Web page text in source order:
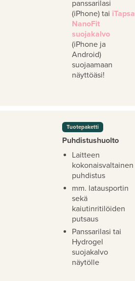
panssarilasi
(iPhone) tai iTapsa
NanoFit
suojakalvo
(iPhone ja
Android)
suojaamaan
näyttöäsi!
Tuotepaketti
Puhdistushuolto
Laitteen
kokonaisvaltainen
puhdistus
mm. latausportin
sekä
kaiutinritilöiden
putsaus
Panssarilasi tai
Hydrogel
suojakalvo
näytölle